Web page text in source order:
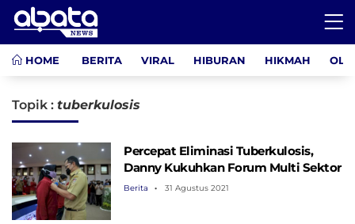
HOME BERITA VIRAL HIBURAN HIKMAH
Topik : tuberkulosis
Percepat Eliminasi Tuberkulosis,
Danny Kukuhkan Forum Multi Sektor
Berita 31 Agustus 2021